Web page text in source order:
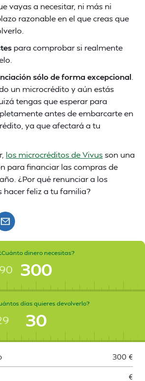
vayas a necesitar, ni más ni
razonable en el que creas que
para comprobar si realmente
sólo de forma excepcional
un microcrédito y aún estás
tengas que esperar para
antes de embarcarte en
ya que afectará a tu
los microcréditos de Vivusson una
para financiar las compras de
¿Por qué renunciar a los
hacer feliz a tu familia?
dinero necesitas?
300
días quieres devolverlo?
30
300 €
€